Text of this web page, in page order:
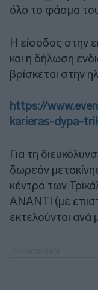
όλο το φάσμα
Η είσοδος στην
και η δήλωση
βρίσκεται στην
https://
karieras-dypa-
Για τη
δωρεάν
κέντρο των
ΑΝΑΝΤΙ (με
εκτελούνται ανά